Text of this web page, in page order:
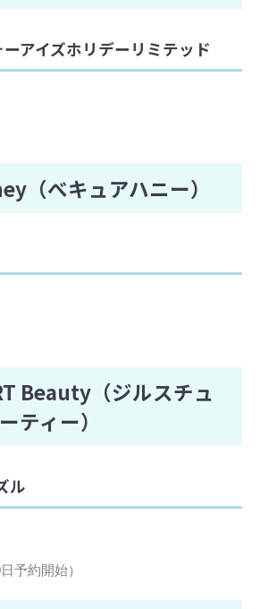
アイズホリデーリミテッド
（べキュアハニー）
Beauty（ジルスチュ
ティー）
ル
予約開始）